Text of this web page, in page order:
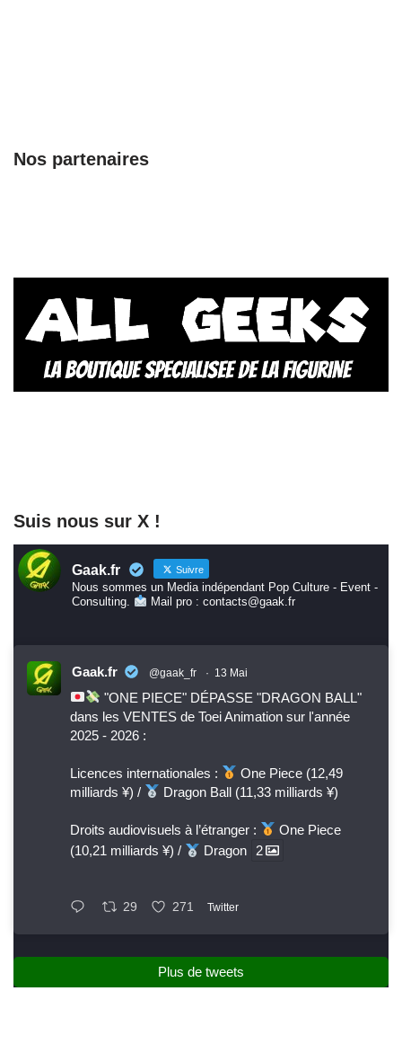
Nos partenaires
Suis nous sur X !
Gaak.fr Suivre
Nous sommes un Media indépendant Pop Culture - Event -
Consulting.
Mail pro : contacts@gaak.fr
Gaak.fr @gaak_fr · 13 Mai
"ONE PIECE" DÉPASSE "DRAGON BALL"
dans les VENTES de Toei Animation sur l'année
2025 - 2026 :
Licences internationales :
One Piece (12,49
milliards ¥) /
Dragon Ball (11,33 milliards ¥)
Droits audiovisuels à l’étranger :
One Piece
(10,21 milliards ¥) /
Dragon 2
29 271 Twitter
Plus de tweets